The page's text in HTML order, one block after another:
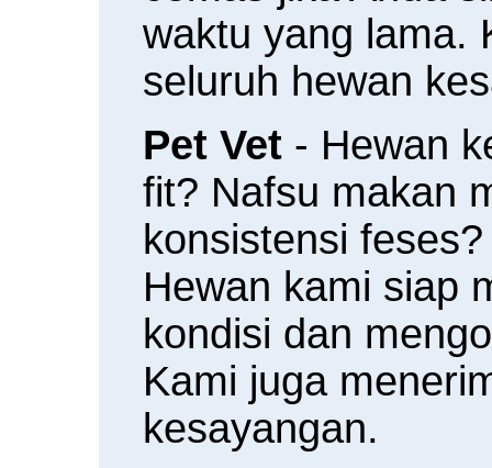
waktu yang lama.
seluruh hewan
Pet Vet - Hewan
fit? Nafsu makan
konsistensi
Hewan kami siap
kondisi dan
Kami juga
kesayangan.